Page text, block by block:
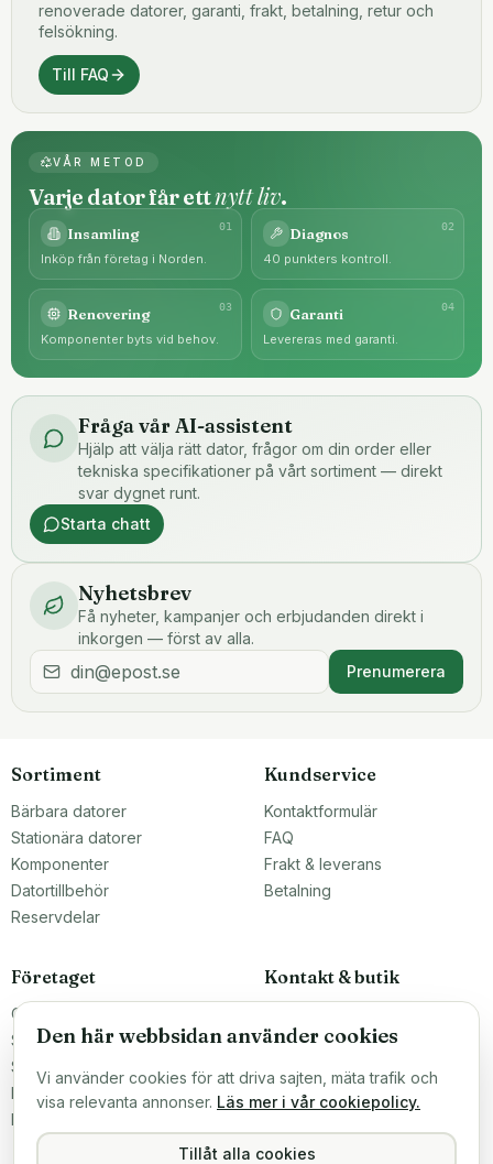
renoverade datorer, garanti, frakt, betalning, retur och
felsökning.
Till FAQ
VÅR METOD
Varje dator får ettnytt liv.
01
Insamling
Inköp från företag i Norden.
02
Diagnos
40 punkters kontroll.
03
Renovering
Komponenter byts vid behov.
04
Garanti
Levereras med garanti.
Fråga vår AI-assistent
Hjälp att välja rätt dator, frågor om din order eller
tekniska specifikationer på vårt sortiment — direkt
svar dygnet runt.
Starta chatt
Nyhetsbrev
Få nyheter, kampanjer och erbjudanden direkt i
inkorgen — först av alla.
Prenumerera
Sortiment
Bärbara datorer
Stationära datorer
Komponenter
Datortillbehör
Reservdelar
Kundservice
Kontaktformulär
FAQ
Frakt & leverans
Betalning
Företaget
Om oss
Större inköp?
Sälj till oss
Köpvillkor
Integritetspolicy
Kontakt & butik
Malmö, Sverige
ÖPPETTIDER
Mån–Fre 10–16
Hitta hit →
Den här webbsidan använder cookies
Vi använder cookies för att driva sajten, mäta trafik och
visa relevanta annonser. Läs mer i vår cookiepolicy.
Tillåt alla cookies